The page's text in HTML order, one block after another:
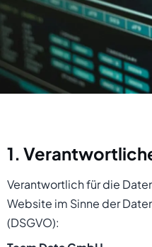
1.
Verantwortlich für die
Website im Sinne der
(DSGVO):